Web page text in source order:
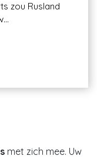
zou Rusland
met zich mee. Uw